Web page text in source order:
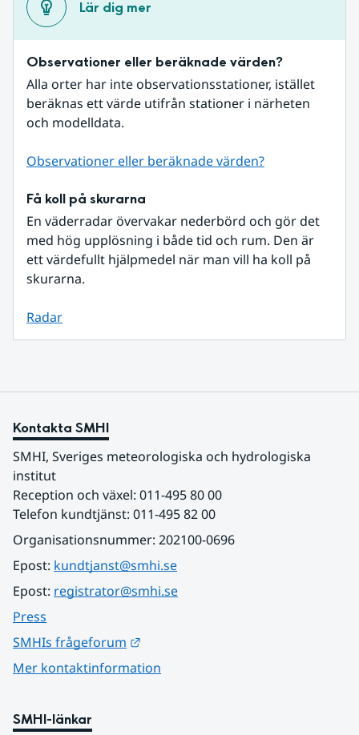
Lär dig mer
Observationer eller beräknade värden?
Alla orter har inte observationsstationer, istället
beräknas ett värde utifrån stationer i närheten
och modelldata.
Observationer eller beräknade värden?
Få koll på skurarna
En väderradar övervakar nederbörd och gör det
med hög upplösning i både tid och rum. Den är
ett värdefullt hjälpmedel när man vill ha koll på
skurarna.
Radar
Kontakta SMHI
SMHI, Sveriges meteorologiska och hydrologiska
institut
Reception och växel: 011-495 80 00
Telefon kundtjänst: 011-495 82 00
Organisationsnummer: 202100-0696
Epost: kundtjanst@smhi.se
Epost: registrator@smhi.se
Press
SMHIs frågeforum
Mer kontaktinformation
SMHI-länkar